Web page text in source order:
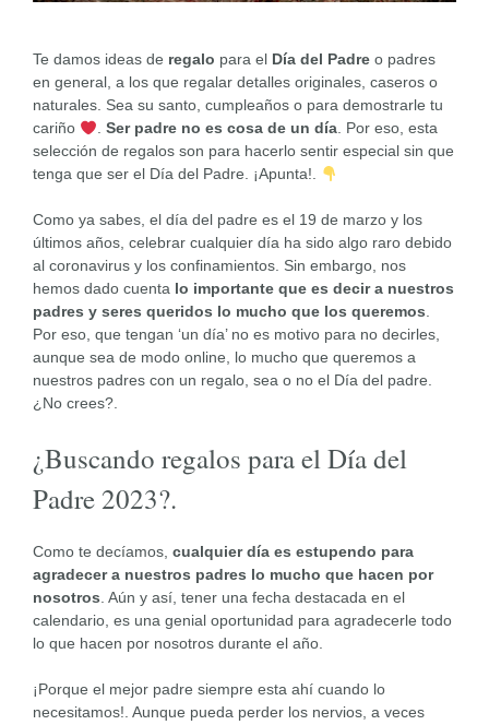
Te damos ideas de regalo para el Día del Padre o padres
en general, a los que regalar detalles originales, caseros o
naturales. Sea su santo, cumpleaños o para demostrarle tu
cariño
Ser padre no es cosa de un día. Por eso, esta
selección de regalos son para hacerlo sentir especial sin que
tenga que ser el Día del Padre. ¡Apunta!.
Como ya sabes, el día del padre es el 19 de marzo y los
últimos años, celebrar cualquier día ha sido algo raro debido
al coronavirus y los confinamientos. Sin embargo, nos
hemos dado cuenta lo importante que es decir a nuestros
padres y seres queridos lo mucho que los queremos
Por eso, que tengan ‘un día’ no es motivo para no decirles,
aunque sea de modo online, lo mucho que queremos a
nuestros padres con un regalo, sea o no el Día del padre.
¿No crees?.
¿Buscando regalos para el Día del
Padre 2023?.
Como te decíamos, cualquier día es estupendo para
agradecer a nuestros padres lo mucho que hacen por
nosotros . Aún y así, tener una fecha destacada en el
calendario, es una genial oportunidad para agradecerle todo
lo que hacen por nosotros durante el año.
¡Porque el mejor padre siempre esta ahí cuando lo
necesitamos!. Aunque pueda perder los nervios, a veces